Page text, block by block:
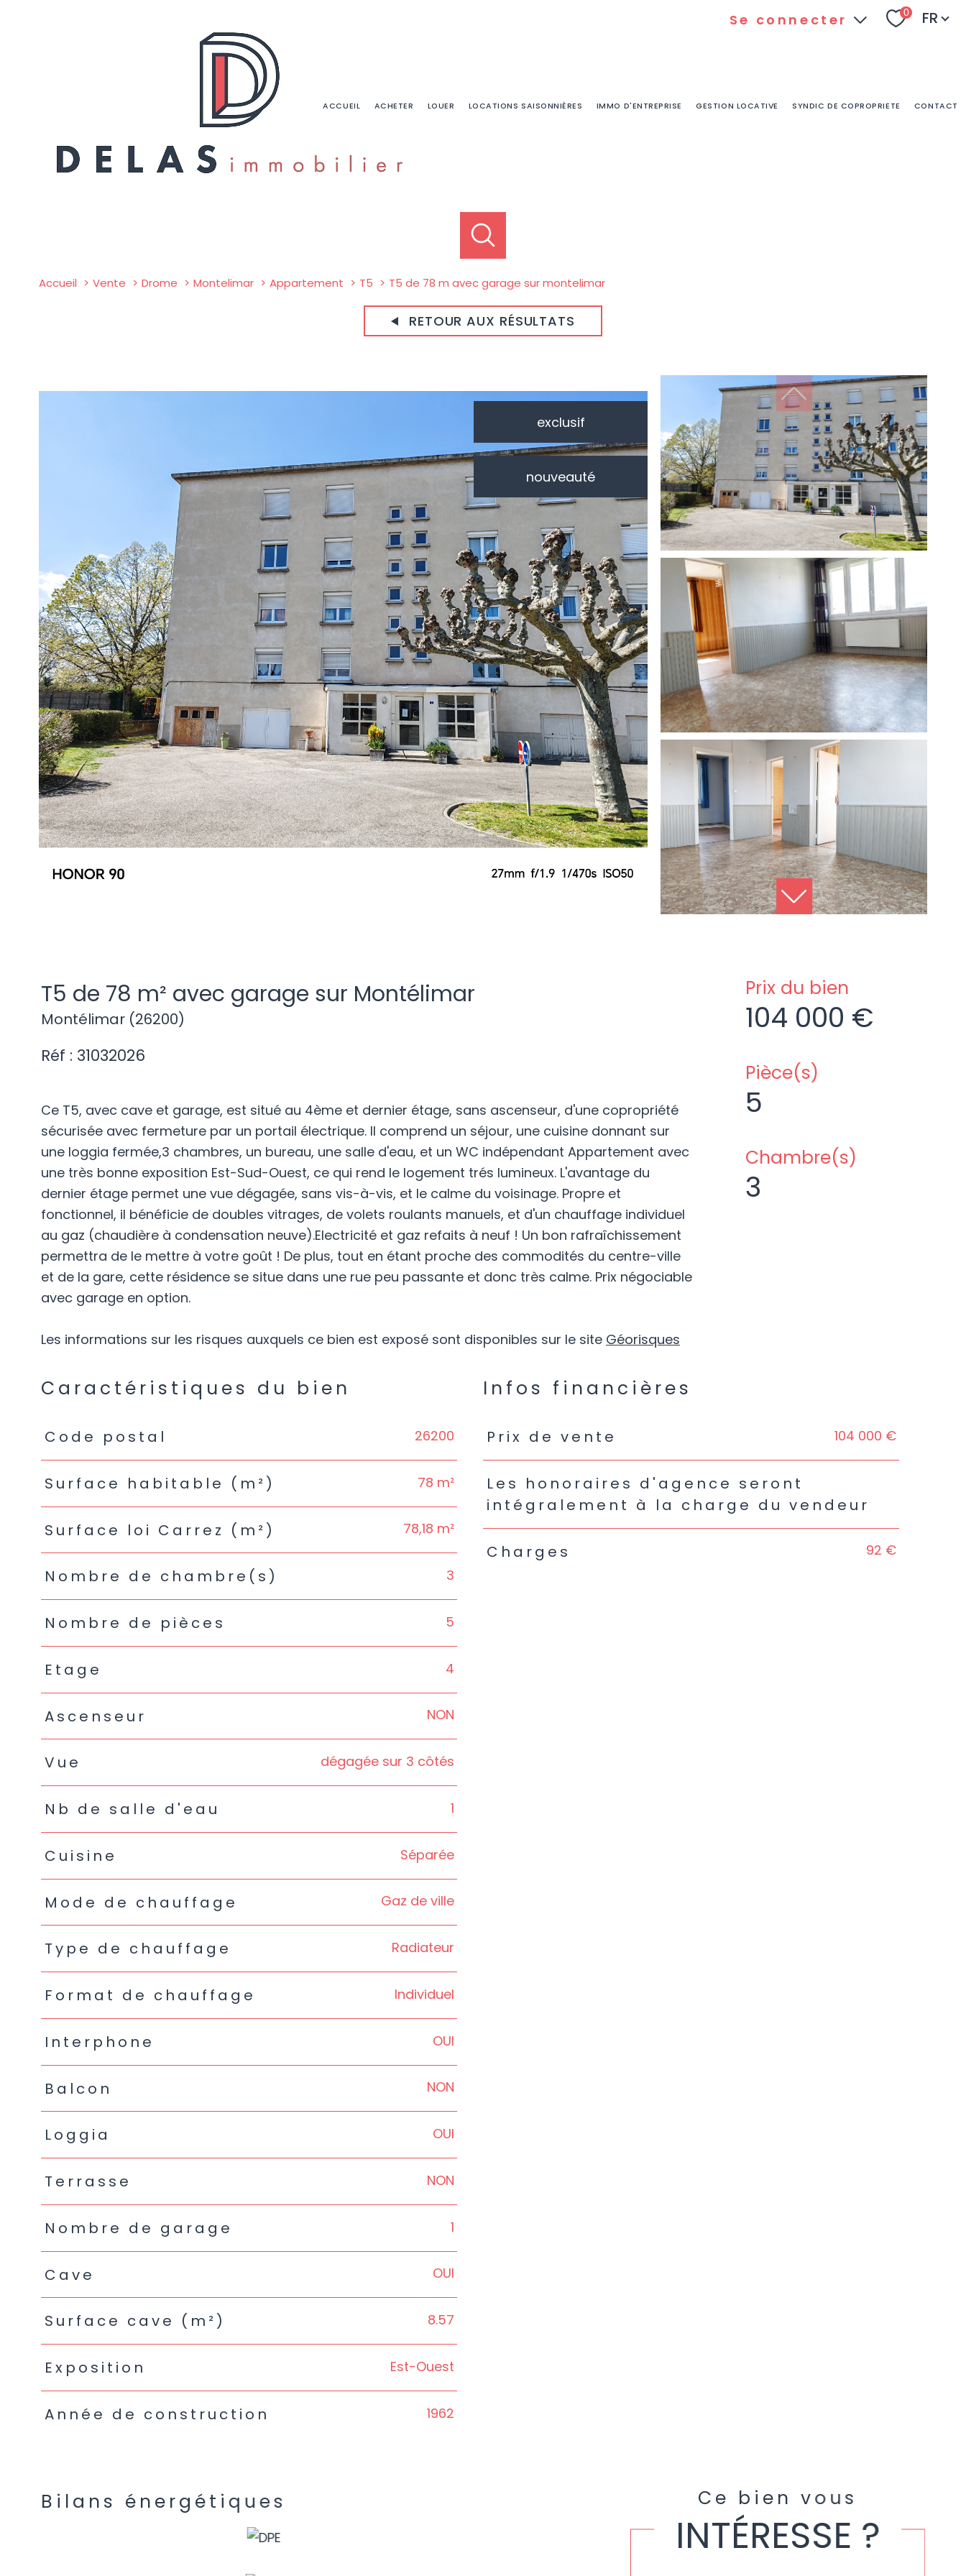
Se connecter 0 Langue
FR
ACCUEIL ACHETER LOUER LOCATIONS SAISONNIÈRES IMMO D'ENTREPRISE GESTION LOCATIVE SYNDIC DE COPROPRIETE CONTACT
Accueil Vente Drome Montelimar Appartement T5 T5 de 78 m avec garage sur montelimar
RETOUR AUX RÉSULTATS
exclusif
nouveauté
T5 de 78 m² avec garage sur Montélimar
Montélimar (26200)
Réf : 31032026
Ce T5, avec cave et garage, est situé au 4ème et dernier étage, sans ascenseur, d'une copropriété
sécurisée avec fermeture par un portail électrique. Il comprend un séjour, une cuisine donnant sur
une loggia fermée,3 chambres, un bureau, une salle d'eau, et un WC indépendant Appartement avec
une très bonne exposition Est-Sud-Ouest, ce qui rend le logement trés lumineux. L'avantage du
dernier étage permet une vue dégagée, sans vis-à-vis, et le calme du voisinage. Propre et
fonctionnel, il bénéficie de doubles vitrages, de volets roulants manuels, et d'un chauffage individuel
au gaz (chaudière à condensation neuve).Electricité et gaz refaits à neuf ! Un bon rafraîchissement
permettra de le mettre à votre goût ! De plus, tout en étant proche des commodités du centre-ville
et de la gare, cette résidence se situe dans une rue peu passante et donc très calme. Prix négociable
avec garage en option.
Les informations sur les risques auxquels ce bien est exposé sont disponibles sur le site Géorisques
Prix du bien
104 000 €
Pièce(s)
5
Chambre(s)
3
Caractéristiques du bien
Caractéristiques Valeurs
Code postal 26200
Surface habitable (m²) 78 m²
Surface loi Carrez (m²) 78,18 m²
Nombre de chambre(s) 3
Nombre de pièces 5
Etage 4
Ascenseur NON
Vue dégagée sur 3 côtés
Nb de salle d'eau 1
Cuisine Séparée
Mode de chauffage Gaz de ville
Type de chauffage Radiateur
Format de chauffage Individuel
Interphone OUI
Balcon NON
Loggia OUI
Terrasse NON
Nombre de garage 1
Cave OUI
Surface cave (m²) 8.57
Exposition Est-Ouest
Année de construction 1962
Infos financières
Caractéristiques Valeurs
Prix de vente 104 000 €
Les honoraires d'agence seront
intégralement à la charge du vendeur
Charges 92 €
Bilans énergétiques Ce bien vous
INTÉRESSE ?